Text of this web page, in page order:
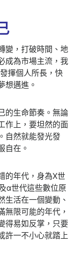
，打破時間、地
成為市場主流，我
揮個人所長，快
想邁進。
生命節奏。無論
作上，要坦然的面
自然就能發光發
自在。
年代，身為X世
α世代這些數位原
生活在一個變動、
無限可能的年代，
得易如反掌，只要
許一不小心就踏上